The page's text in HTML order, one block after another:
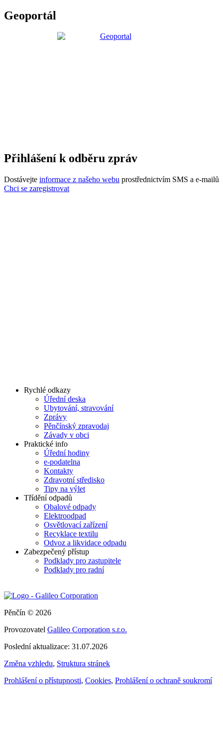
Geoportál
Přihlášení k odběru zpráv
Dostávejte informace z našeho webu prostřednictvím SMS a e-mailů
Chci se zaregistrovat
Rychlé odkazy
Úřední deska
Ubytování, stravování
Zprávy
Pěnčínský zpravodaj
Závady v obci
Praktické info
Úřední hodiny
e-podatelna
Kontakty
Zdravotní středisko
Tipy na výlet
Třídění odpadů
Obalové odpady
Elektroodpad
Osvětlovací zařízení
Recyklace textilu
Odvoz a likvidace odpadu
Zabezpečený přístup
Podklady pro zastupitele
Podklady pro radní
Pěnčín © 2026
Provozovatel Galileo Corporation s.r.o.
Poslední aktualizace: 31.07.2026
Změna vzhledu, Struktura stránek
Prohlášení o přístupnosti, Cookies, Prohlášení o ochraně soukromí